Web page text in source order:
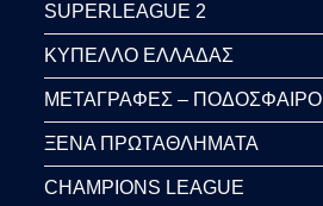
SUPERLEAGUE 2
ΚΥΠΕΛΛΟ ΕΛΛΑΔΑΣ
ΜΕΤΑΓΡΑΦΕΣ – ΠΟΔΟΣΦΑΙΡΟ
ΞΕΝΑ ΠΡΩΤΑΘΛΗΜΑΤΑ
CHAMPIONS LEAGUE